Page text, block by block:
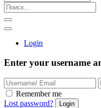
Login
Enter your username
Remember me
Lost password?